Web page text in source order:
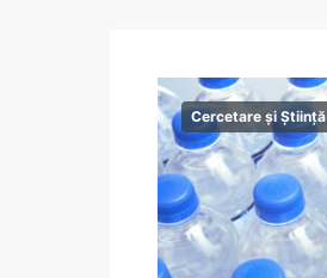
Cercetare și Știință